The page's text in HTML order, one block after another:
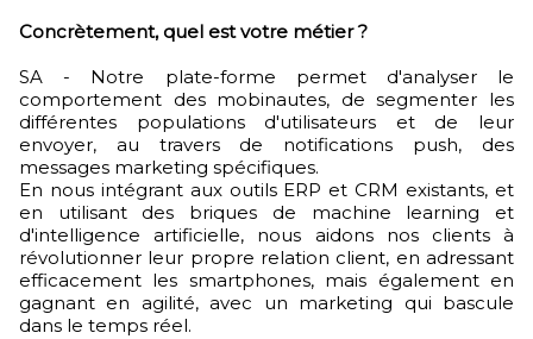
Concrètement, quel est votre métier ?
SA - Notre plate-forme permet d'analyser le
comportement des mobinautes, de segmenter les
différentes populations d'utilisateurs et de leur
envoyer, au travers de notifications push, des
messages marketing spécifiques.
En nous intégrant aux outils ERP et CRM existants, et
en utilisant des briques de machine learning et
d'intelligence artificielle, nous aidons nos clients à
révolutionner leur propre relation client, en adressant
efficacement les smartphones, mais également en
gagnant en agilité, avec un marketing qui bascule
dans le temps réel.